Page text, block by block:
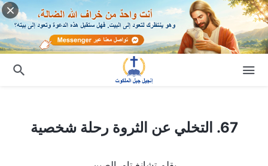
67. التخلي عن الثروة رحلة شخصية